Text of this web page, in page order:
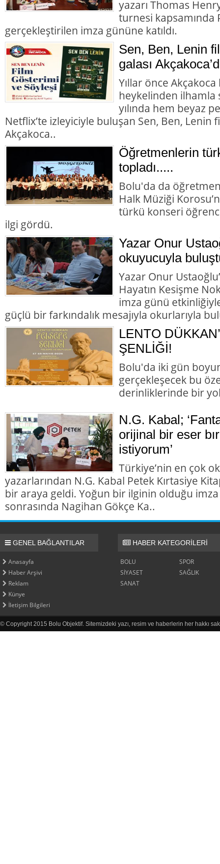
yazarı Thomas
turnesi kapsamında
gerçekleştirilen imza gününe katıldı.
Sen, Ben, Lenin
galası
Yıllar önce Akçakoca
heykelinden ilhamla
yılında hem beyaz
Netflix’te izleyiciyle buluşan Sen, Ben, Lenin
Akçakoca..
Öğretmenlerin
topladı.....
Bolu'da da
Halk Müziği
türkü konseri
ilgi gördü.
Yazar Onur
okuyucuyla
Yazar Onur
Hayatın Kesişme
imza günü
güçlü bir farkındalık mesajıyla okurlarıyla
LENTO
ŞENLİĞİ!
Bolu'da iki gün
gerçekleşecek bu
derinliklerinde bir
N.G. Kabal;
orijinal bir eser
istiyorum’
Türkiye’nin en çok
yazarlarından N.G. Kabal Petek Kırtasiye
bir araya geldi. Yoğun bir ilginin olduğu
sonrasında Nagihan Gökçe Ka..
GENEL BAĞLANTILAR
Anasayfa
Haber Arşivi
Reklam
Künye
İletişim Bilgileri
HABER KATEGORİLERİ
BOLU
SPOR
SİYASET
SAĞLIK
SANAT
© Copyright 2015 Bolu Objektif. Sitemizdeki yazı, resim ve haberlerin her hakkı